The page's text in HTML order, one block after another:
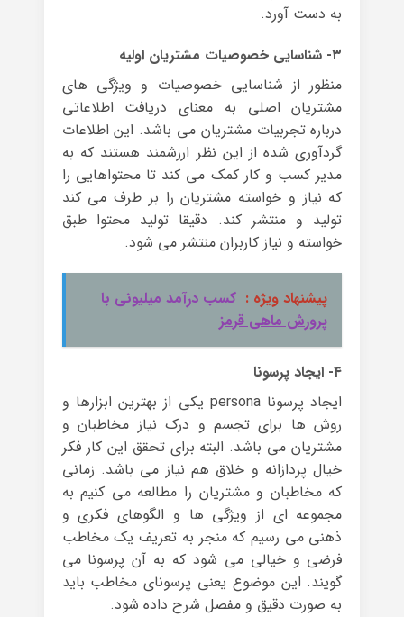
به دست آورد.
۳- شناسایی خصوصیات مشتریان اولیه
منظور از شناسایی خصوصیات و ویژگی های
مشتریان اصلی به معنای دریافت اطلاعاتی
درباره تجربیات مشتریان می باشد. این اطلاعات
گردآوری شده از این نظر ارزشمند هستند که به
مدیر کسب و کار کمک می کند تا محتواهایی را
که نیاز و خواسته مشتریان را بر طرف می کند
تولید و منتشر کند. دقیقا تولید محتوا طبق
خواسته و نیاز کاربران منتشر می شود.
پیشنهاد ویژه : کسب درآمد میلیونی با
پرورش ماهی قرمز
۴- ایجاد پرسونا
ایجاد پرسونا persona یکی از بهترین ابزارها و
روش ها برای تجسم و درک نیاز مخاطبان و
مشتریان می باشد. البته برای تحقق این کار فکر
خیال پردازانه و خلاق هم نیاز می باشد. زمانی
که مخاطبان و مشتریان را مطالعه می کنیم به
مجموعه ای از ویژگی ها و الگوهای فکری و
ذهنی می رسیم که منجر به تعریف یک مخاطب
فرضی و خیالی می شود که به آن پرسونا می
گویند. این موضوع یعنی پرسونای مخاطب باید
به صورت دقیق و مفصل شرح داده شود.